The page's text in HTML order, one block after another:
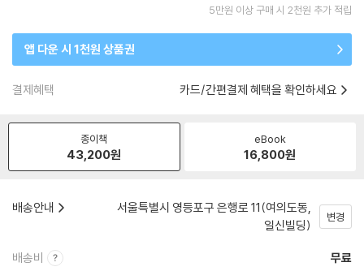
5만원 이상 구매 시 2천원 추가 적립
앱 다운 시 1천원 상품권
결제혜택 카드/간편결제 혜택을 확인하세요
종이책
43,200원
eBook
16,800원
배송안내
서울특별시 영등포구 은행로 11(여의도동,
일신빌딩)
변경
배송비 무료